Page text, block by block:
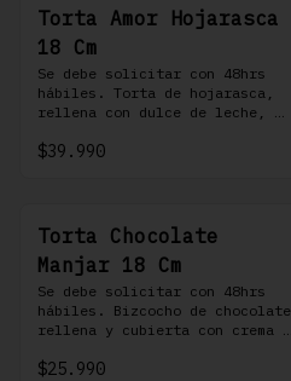
Torta Amor Hojarasca
18 Cm
Se debe solicitar con 48hrs
hábiles. Torta de hojarasca,
rellena con dulce de leche,
frambuesas, frambuesas frescas
$39.990
Torta Chocolate
Manjar 18 Cm
Se debe solicitar con 48hrs
hábiles. Bizcocho de chocolate
rellena y cubierta con crema
profiteroles.
$25.990